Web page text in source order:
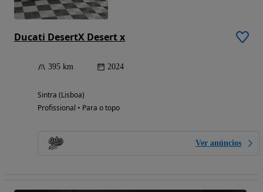
Ducati DesertX Desert x
395 km 2024
Sintra (Lisboa)
Profissional • Para o topo
Ver anúncios